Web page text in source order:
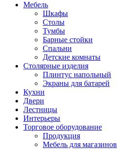
Мебель
Шкафы
Столы
Тумбы
Барные стойки
Спальни
Детские комнаты
Столярные изделия
Плинтус напольный
Экраны для батарей
Кухни
Двери
Лестницы
Интерьеры
Торговое оборудование
Продукция
Мебель для магазинов